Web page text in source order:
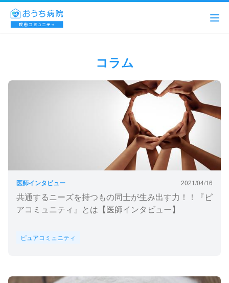
コラム
医師インタビュー 2021/04/16
共通するニーズを持つもの同士が生み出す力！！『ピ
アコミュニティ』とは【医師インタビュー】
ピュアコミュニティ